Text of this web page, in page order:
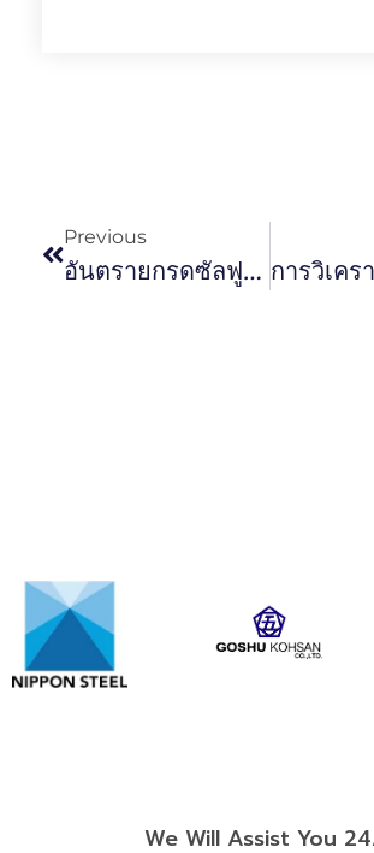
Previous
อันตรายกรดซัลฟูริก (Sulfuric Acid)
We Will Assist You